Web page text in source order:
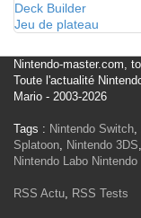
Deck Builder
Jeu de plateau
Nintendo-master.com,
Toute l'actualité
Mario - 2003-2026
Tags : Nintendo Switch,
Splatoon, Nintendo 3DS,
Nintendo Labo
RSS Actu, RSS Tests